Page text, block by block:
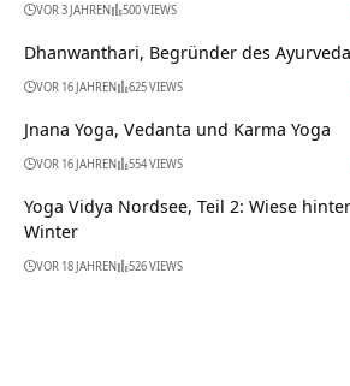
VOR 3 JAHREN 500 VIEWS
Dhanwanthari, Begründer des Ayurveda
VOR 16 JAHREN 625 VIEWS
Jnana Yoga, Vedanta und Karma Yoga
VOR 16 JAHREN 554 VIEWS
Yoga Vidya Nordsee, Teil 2: Wiese
Winter
VOR 18 JAHREN 526 VIEWS